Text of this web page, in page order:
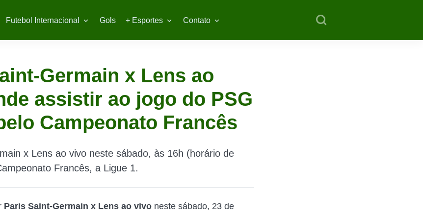
Futebol Internacional Gols + Esportes Contato
Germain x Lens ao
assistir ao jogo do PSG
Campeonato Francês
x Lens ao vivo neste sábado, às 16h (horário de
Francês, a Ligue 1.
Paris Saint-Germain x Lens ao vivo neste sábado, 23 de